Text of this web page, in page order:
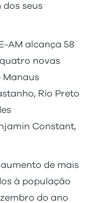
seus
AM alcança 58
novas
Manaus
Rio Preto
Constant,
de mais
à população
do ano